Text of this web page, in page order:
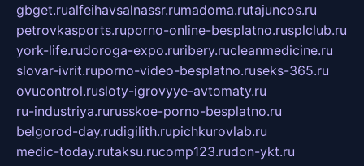
gbget.rualfeihavsalnassr.rumadoma.rutajuncos.ru
petrovkasports.ruporno-online-besplatno.rusplclub.ru
york-life.rudoroga-expo.ruribery.rucleanmedicine.ru
slovar-ivrit.ruporno-video-besplatno.ruseks-365.ru
ovucontrol.rusloty-igrovyye-avtomaty.ru
ru-industriya.rurusskoe-porno-besplatno.ru
belgorod-day.rudigilith.rupichkurovlab.ru
medic-today.rutaksu.rucomp123.rudon-ykt.ru